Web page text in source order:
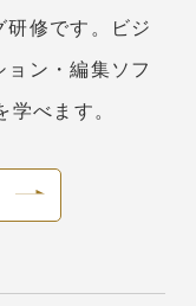
研修です。ビジ
ン・編集ソフ
べます。